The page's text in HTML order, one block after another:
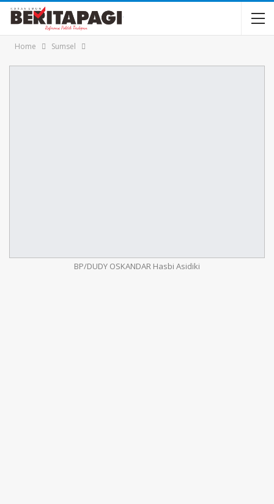
Home Sumsel
BP/DUDY OSKANDAR Hasbi Asidiki